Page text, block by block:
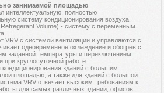
занимаемой площадью
интеллектуальную, полностью
систему кондиционирования воздуха,
Volume) - систему с переменным
VRV с системой вентиляции и управляются с
одновременное охлаждение и обогрев с
заданной температуры и переключением
круглосуточной работе.
зданий с большим
площадью; а также для зданий с большой
VRV отвечает высоким требованиям к
для самых различных зданий, офисов,